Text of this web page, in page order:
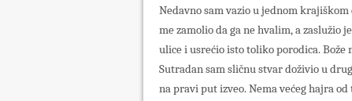
Nedavno sam vazio u jednom
me zamolio da ga ne hvalim, a zaslužio
ulice i usrećio isto toliko porodica. Bože
Sutradan sam sličnu stvar doživio u
na pravi put izveo. Nema većeg hajra